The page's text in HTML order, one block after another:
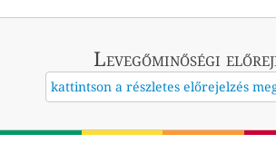
Levegőminőségi
kattintson a részletes előrejelzés